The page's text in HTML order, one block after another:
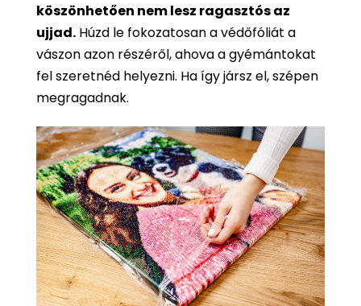
köszönhetően nem lesz ragasztós az
ujjad. Húzd le fokozatosan a védőfóliát a
vászon azon részéről, ahova a gyémántokat
fel szeretnéd helyezni. Ha így jársz el, szépen
megragadnak.